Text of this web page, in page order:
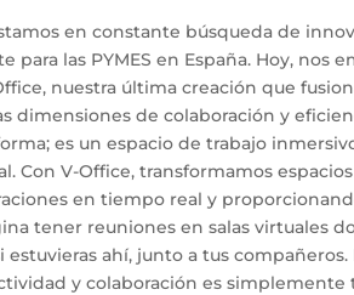
en constante búsqueda de
para las PYMES en España. Hoy,
nuestra última creación que
dimensiones de colaboración y
es un espacio de trabajo
Con V-Office, transformamos
en tiempo real y
tener reuniones en salas virtuales
ahí, junto a tus
y colaboración es simplemente